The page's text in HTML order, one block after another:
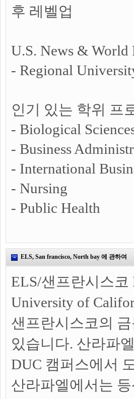
후 레벨업
U.S. News & World
- Regional
인기 있는 학위 프
- Biological
- Business
- International
- Nursing
- Public Health
ELS, San francisco, North bay 에 관하여
ELS/샌프란시스코
University of
샌프란시스코의
있습니다. 산라파
DUC 캠퍼스에서
산라파엘에서는